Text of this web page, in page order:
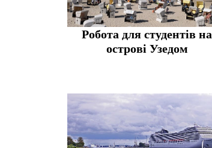
Робота для студентів на
острові Узедом